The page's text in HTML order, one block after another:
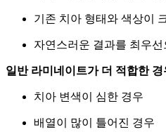
기존 치아 형태와 색상이
자연스러운 결과를 최우
일반 라미네이트가 더 적합한 경
치아 변색이 심한 경우
배열이 많이 틀어진 경우